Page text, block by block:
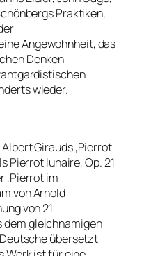
Praktiken,
Angewohnheit, das
Denken
wieder.
Girauds ‚Pierrot
Pierrot lunaire, Op. 21
‚Pierrot im
von Arnold
von 21
dem gleichnamigen
übersetzt